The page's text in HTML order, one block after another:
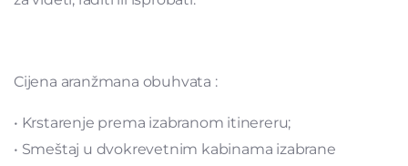
Cijena aranžmana obuhvata :
• Krstarenje prema izabranom itinereru;
• Smeštaj u dvokrevetnim kabinama izabrane